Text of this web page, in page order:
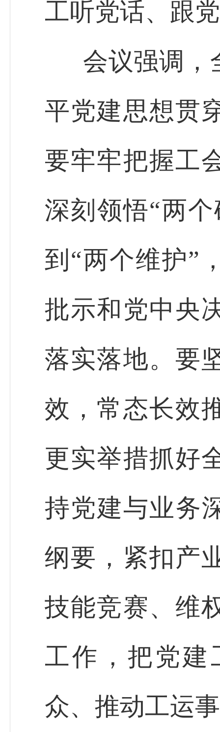
工听党话、跟
会议强调，
平党建思想贯
要牢牢把握工
深刻领悟“两
到“两个维护”
批示和党中央
落实落地。要
效，常态长效
更实举措抓好
持党建与业务
纲要，紧扣产
技能竞赛、维
工作，把党建
众、推动工运